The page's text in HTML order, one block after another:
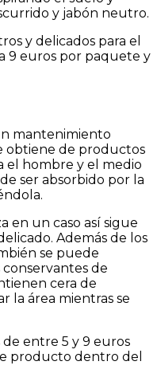
y jabón neutro.
y delicados para el
9 euros por paquete y
mantenimiento
obtiene de productos
el hombre y el medio
ser absorbido por la
en un caso así sigue
Además de los
se puede
de
cera de
la área mientras se
entre 5 y 9 euros
producto dentro del